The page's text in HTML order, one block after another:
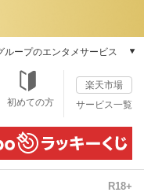
ループのエンタメサービス
本/ゲーム/CD/DVD
楽天ブックス
電子書籍
楽天Kobo
雑誌読み放題
初めての方
楽天市場
サービス一覧
R18+